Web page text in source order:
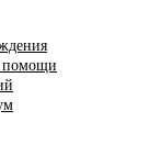
помощи